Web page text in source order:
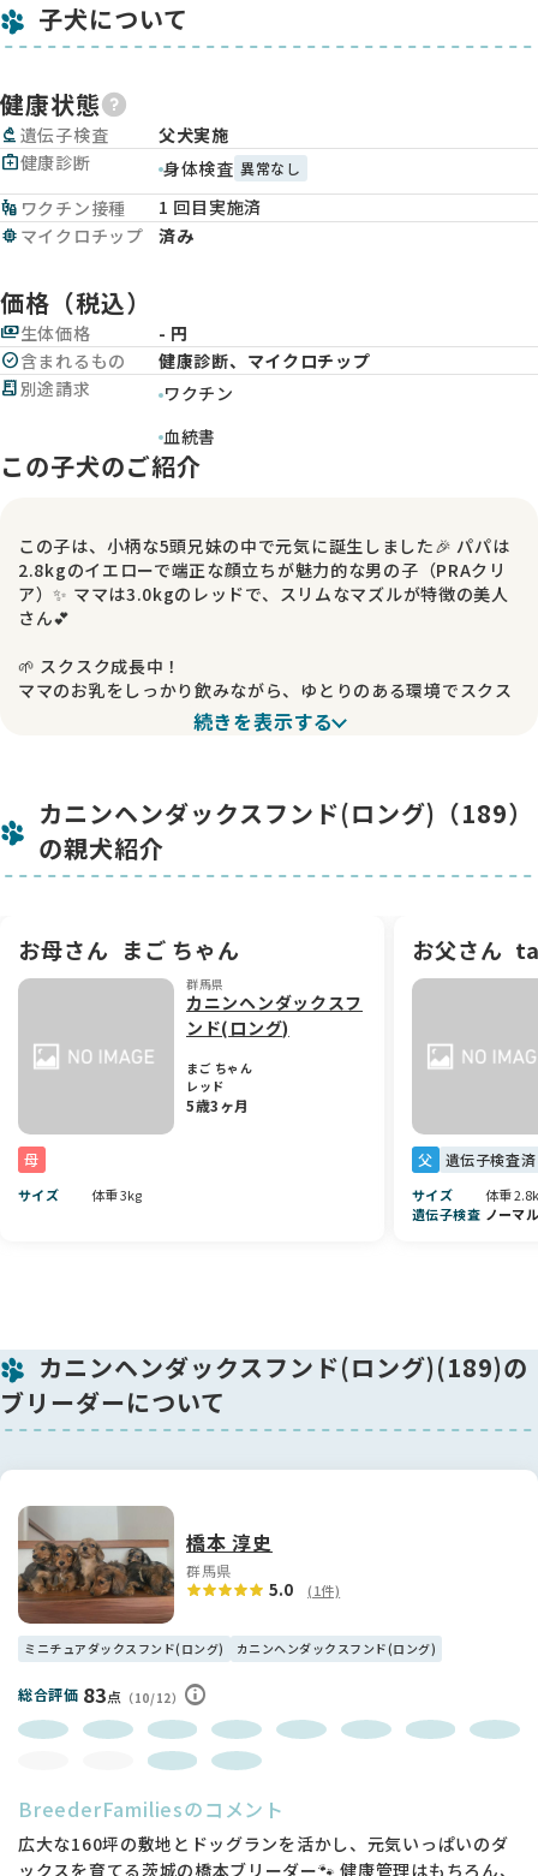
子犬について
健康状態
biotech 遺伝子検査
父犬実施
medical_services健康診断 身体検査 異常なし
vaccines ワクチン接種
1 回目実施済
memory マイクロチップ 済み
価格（税込）
payments生体価格
- 円
check_circle含まれるもの
健康診断、マイクロチップ
receipt_long 別途請求
ワクチン
血統書
この子犬のご紹介
この子は、小柄な5頭兄妹の中で元気に誕生しました🎉 パパは
2.8kgのイエローで端正な顔立ちが魅力的な男の子（PRAクリ
ア）✨ ママは3.0kgのレッドで、スリムなマズルが特徴の美人
さん💕
🌱 スクスク成長中！
ママのお乳をしっかり飲みながら、ゆとりのある環境でスクス
クと成長中🐾 室内飼育で少数繁殖のもと、愛情たっぷりに育て
られている両親のもとで大切に育っています😊
この子は、パパとママの穏やかで優しい気質をしっかり受け継
ぎ、将来ご家族の癒しの存在になること間違いなし💖 小柄なが
らも、これからどんなふうに成長していくのか楽しみですね✨
っと伝わるはず💕 ぜひご見学にいらしてください😊 お問い合
わせもお気軽にどうぞ！
続きを表示する
カニンヘンダックスフンド(ロング)（189）
の親犬紹介
お母さん まご ちゃん
群馬県
カニンヘンダックスフ
ンド(ロング)
まご ちゃん
レッド
5歳3ヶ月
母
サイズ 体重 3kg
お父さん
父 遺伝子検査済
サイズ
体重
遺伝子検査 ノーマ
カニンヘンダックスフンド(ロング)(189)の
ブリーダーについて
橋本 淳史
群馬県
5.0 (1件)
ミニチュアダックスフンド(ロング) カニンヘンダックスフンド(ロング)
総合評価 83点 （10/12）
BreederFamiliesのコメント
広大な160坪の敷地とドッグランを活かし、元気いっぱいのダ
ックスを育てる茨城の橋本ブリーダー🐾 健康管理はもちろん、